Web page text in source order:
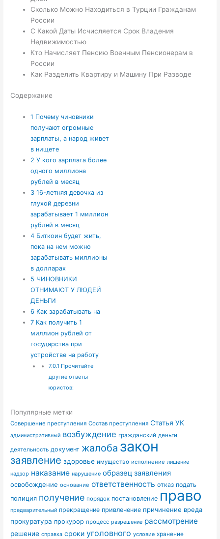
Сколько Можно Находиться в Турции Гражданам
России
С Какой Даты Исчисляется Срок Владения
Недвижимостью
Кто Начисляет Пенсию Военным Пенсионерам в
России
Как Разделить Квартиру и Машину При Разводе
Содержание
1 Почему чиновники
получают огромные
зарплаты, а народ живет
в нищете
2 У кого зарплата более
одного миллиона
рублей в месяц
3 16-летняя девочка из
глухой деревни
зарабатывает 1 миллион
рублей в месяц
4 Биткоин будет жить,
пока на нем можно
зарабатывать миллионы
в долларах
5 ЧИНОВНИКИ
ОТНИМАЮТ У ЛЮДЕЙ
ДЕНЬГИ
6 Как зарабатывать на
7 Как получить 1
миллион рублей от
государства при
устройстве на работу
7.0.1 Прочитайте
другие ответы
юристов:
Популярные метки
Совершение преступления Состав преступления Статья УК
административный возбуждение гражданский деньги
деятельность документ жалоба закон
заявление здоровье имущество исполнение лишение
надзор наказание нарушение образец заявления
освобождение основание ответственность отказ подать
полиция получение порядок постановление право
предварительный прекращение привлечение причинение вреда
прокуратура прокурор процесс разрешение рассмотрение
решение справка сроки уголовного условие хранение